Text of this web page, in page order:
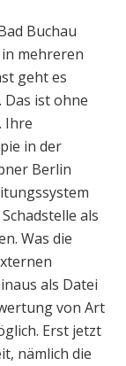
Buchau
mehreren
geht es
Das ist ohne
Ihre
in der
Berlin
als
Was die
als Datei
von Art
Erst jetzt
nämlich die